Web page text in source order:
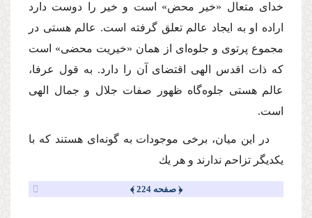
خداى متعال «خیر محض» است و خیر را دوست دارد
اراده او به ایجاد عالم تعلق گرفته است. عالم هستى در
مجموع پرتوى و جلوه‌اى از همان «خیریت محضى» است
كه ذات اقدس الهى اقتضاى آن را دارد. به قول عرفا،
عالم هستى جلوه‌گاه ظهور صفات جلال و جمال الهى
است.
در این میان، برخى موجودات به گونه‌اى هستند كه با
یكدیگر تزاحم ندارند و هر یك
﴿ صفحه 224 ﴾